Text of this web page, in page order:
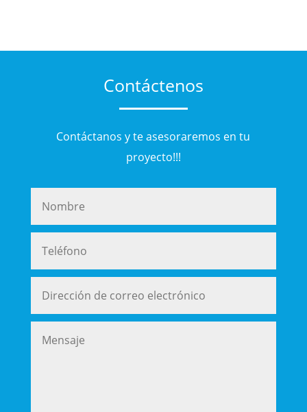
Contáctenos
Contáctanos y te asesoraremos en tu
proyecto!!!